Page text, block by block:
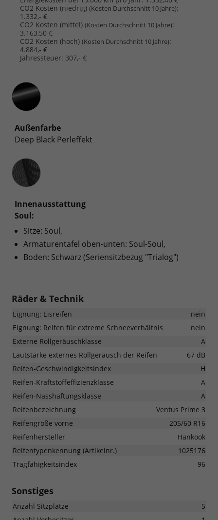
CO2 Kosten (niedrig) (Kosten Durchschnitt 10 Jahre):
1.332,- €
CO2 Kosten (mittel) (Kosten Durchschnitt 10 Jahre):
3.163,50 €
CO2 Kosten (hoch) (Kosten Durchschnitt 10 Jahre):
4.884,- €
Jahressteuer: 307,- €
Außenfarbe
Deep Black Perleffekt
Innenausstattung
Innenausstattung
Soul:
Sitze: Soul,
Armaturentafel oben-unten: Soul-Soul,
Boden: Schwarz (Seriensitzbezug "Trialog")
Räder & Technik
Eignung: Eisreifen
nein
Eignung: Reifen für extreme Schneeverhältnis
nein
Externe Rollgeräuschklasse
A
Lautstärke externes Rollgeräusch der Reifen
67 dB
Reifen-Geschwindigkeitsindex
H
Reifen-Kraftstoffeffizienzklasse
A
Reifen-Nasshaftungsklasse
A
Reifenbezeichnung
Ventus Prime 3
Reifengröße vorne
205/60 R16
Reifenhersteller
Hankook
Reifentypenkennung (Artikelnr.)
1025176
Tragfähigkeitsindex
96
Sonstiges
Anzahl Sitzplätze
5